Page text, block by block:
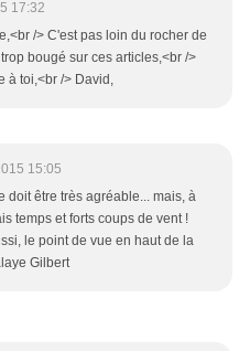
17:32
/> C'est pas loin du rocher de
bougé sur ces articles,<br />
à toi,<br /> David,
15:05
doit être très agréable... mais, à
temps et forts coups de vent !
le point de vue en haut de la
Gilbert